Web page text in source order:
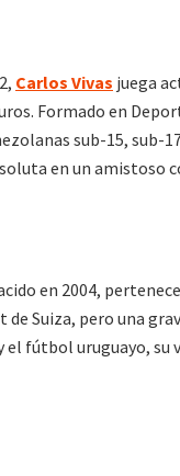
Carlos Vivas juega
Formado en
sub-15, sub-
en un amistoso
en 2004,
de Suiza, pero una
fútbol uruguayo, su